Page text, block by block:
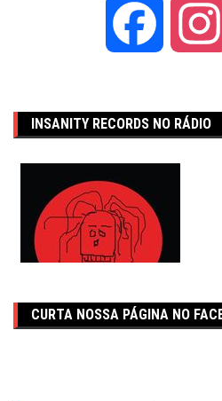
Facebook
INSANITY RECORDS NO RÁDIO
CURTA NOSSA PÁGINA NO